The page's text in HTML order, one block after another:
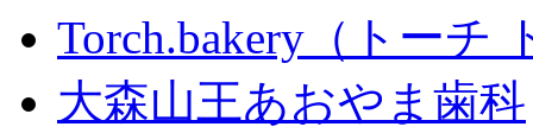
Torch.bakery（トーチ
大森山王あおやま歯科